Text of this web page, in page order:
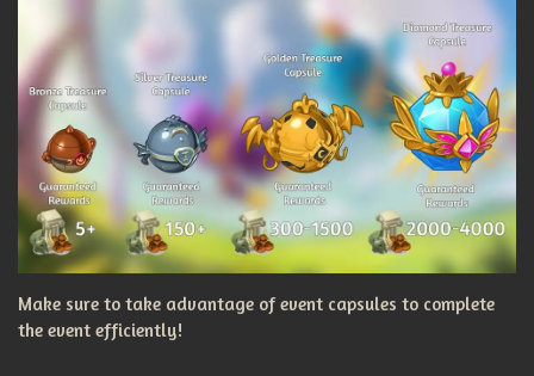
Make sure to take advantage of event capsules to complete
the event efficiently!